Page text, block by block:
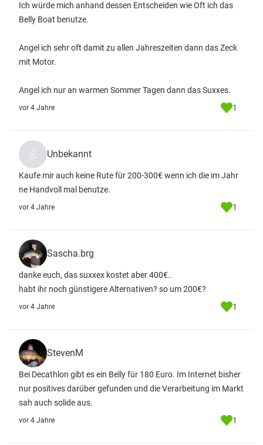
Ich würde mich anhand dessen Entscheiden wie Oft ich das
Belly Boat benutze.
Angel ich sehr oft damit zu allen Jahreszeiten dann das Zeck
mit Motor.
Angel ich nur an warmen Sommer Tagen dann das Suxxes.
vor 4 Jahre 1
Unbekannt
Kaufe mir auch keine Rute für 200-300€ wenn ich die im Jahr
ne Handvoll mal benutze.
vor 4 Jahre 1
Sascha.brg
danke euch, das suxxex kostet aber 400€..
habt ihr noch günstigere Alternativen? so um 200€?
vor 4 Jahre 1
StevenM
Bei Decathlon gibt es ein Belly für 180 Euro. Im Internet bisher
nur positives darüber gefunden und die Verarbeitung im Markt
sah auch solide aus.
vor 4 Jahre 1